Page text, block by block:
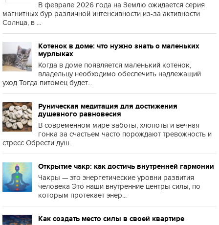
В феврале 2026 года на Землю ожидается серия
магнитных бур различной интенсивности из-за активности
Солнца, в ...
Котенок в доме: что нужно знать о маленьких
мурлыках
Когда в доме появляется маленький котенок,
владельцу необходимо обеспечить надлежащий
уход Тогда питомец будет...
Руническая медитация для достижения
душевного равновесия
В современном мире заботы, хлопоты и вечная
гонка за счастьем часто порождают тревожность и
стресс Обрести душ...
Открытие чакр: как достичь внутренней гармонии
Чакры — это энергетические уровни развития
человека Это наши внутренние центры силы, по
которым протекает энер...
Как создать место силы в своей квартире